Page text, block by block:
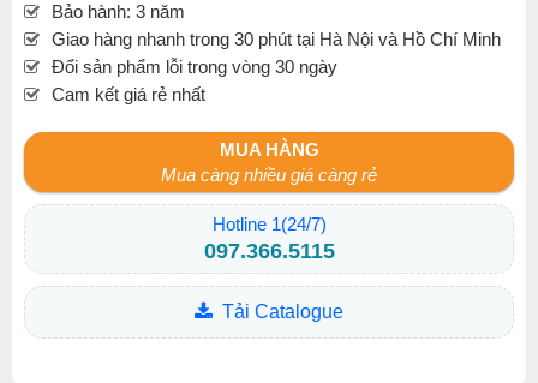
Bảo hành: 3 năm
Giao hàng nhanh trong 30 phút tại Hà Nội và Hồ Chí Minh
Đổi sản phẩm lỗi trong vòng 30 ngày
Cam kết giá rẻ nhất
MUA HÀNG
Mua càng nhiều giá càng rẻ
Hotline 1(24/7)
097.366.5115
Tải Catalogue